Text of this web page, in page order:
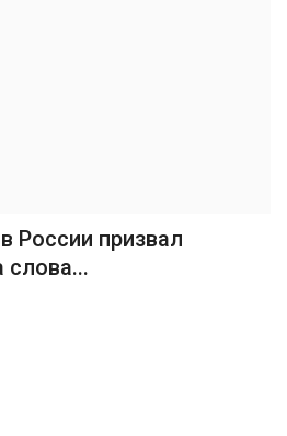
России призвал
слова...